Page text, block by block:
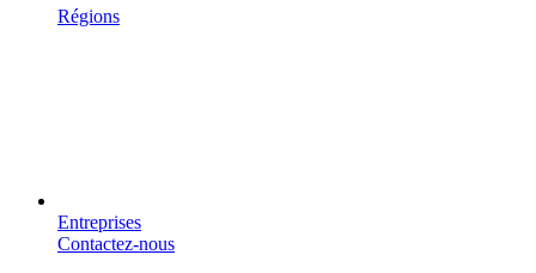
Régions
Entreprises
Contactez-nous